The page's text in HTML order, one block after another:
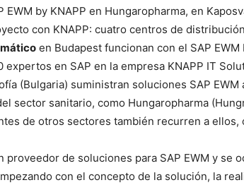
EWM by KNAPP en Hungaropharma, en
con KNAPP: cuatro centros de
en Budapest funcionan con el SAP EWM
expertos en SAP en la empresa KNAPP IT
(Bulgaria) suministran soluciones SAP
sector sanitario, como Hungaropharma
de otros sectores también recurren a ellos,
proveedor de soluciones para SAP EWM y se
con el concepto de la solución, la